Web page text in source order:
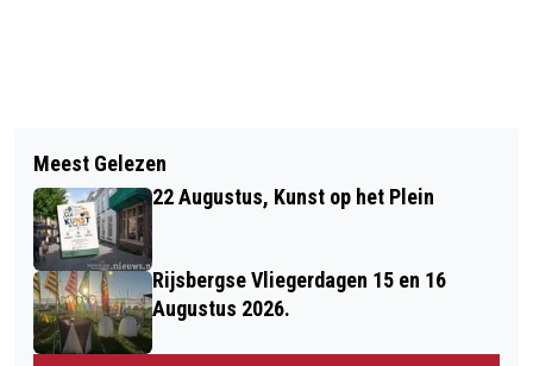
ZES KUNSTENAARS EXPOSEREN IN DE
BEELDENTUIN IN HALSTEREN
ZO VERANDERDE BERGEN OP ZOOM
DE AFGELOPEN 34 JAAR, GEZIEN
VANUIT DE RUIMTE
Meest Gelezen
22 Augustus, Kunst op het Plein
Rijsbergse Vliegerdagen 15 en 16
Augustus 2026.